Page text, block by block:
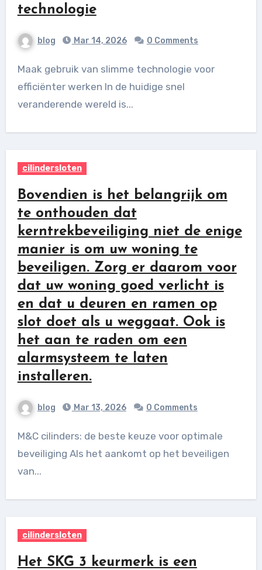
technologie
blog Mar 14, 2026 0 Comments
Maak gebruik van slimme technologie voor
efficiënter werken In de huidige snel
veranderende wereld is...
cilindersloten
Bovendien is het belangrijk om
te onthouden dat
kerntrekbeveiliging niet de enige
manier is om uw woning te
beveiligen. Zorg er daarom voor
dat uw woning goed verlicht is
en dat u deuren en ramen op
slot doet als u weggaat. Ook is
het aan te raden om een
alarmsysteem te laten
installeren.
blog Mar 13, 2026 0 Comments
M&C cilinders: de beste keuze voor optimale
beveiliging Als het aankomt op het beveiligen
van...
cilindersloten
Het SKG 3 keurmerk is een